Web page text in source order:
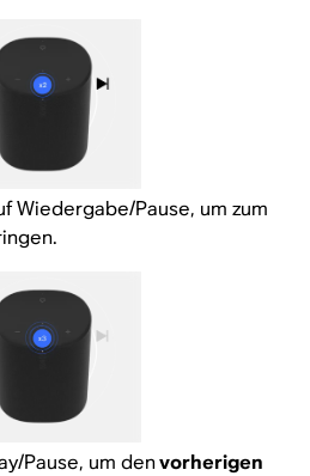
Wiedergabe/Pause, um zum
Pause, um denvorherigen